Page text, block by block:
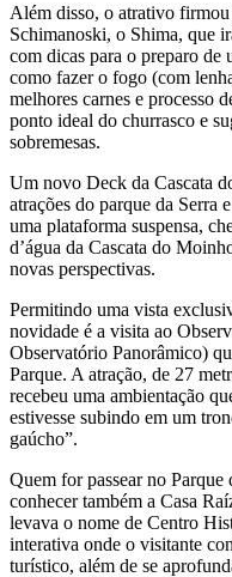
Além disso, o atrativo
Schimanoski, o Shima, que
com dicas para o preparo de
como fazer o fogo (com
melhores carnes e processo
ponto ideal do churrasco e
sobremesas.
Um novo Deck da Cascata
atrações do parque da Serra
uma plataforma suspensa,
d’água da Cascata do
novas perspectivas.
Permitindo uma vista
novidade é a visita ao
Observatório Panorâmico)
Parque. A atração, de 27
recebeu uma ambientação
estivesse subindo em um
gaúcho”.
Quem for passear no
conhecer também a Casa
levava o nome de Centro
interativa onde o visitante
turístico, além de se